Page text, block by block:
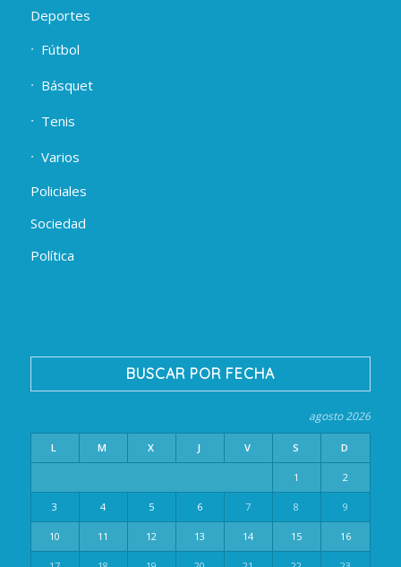
Deportes
Fútbol
Básquet
Tenis
Varios
Policiales
Sociedad
Política
BUSCAR POR FECHA
agosto 2026
L M X J V S D
1 2
3 4 5 6 7 8 9
10 11 12 13 14 15 16